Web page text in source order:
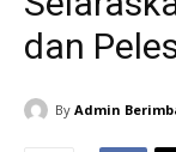
dan
By Admin